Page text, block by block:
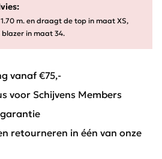
m. en draagt de top in maat XS,
blazer in maat 34.
vanaf €75,-
voor Schijvens Members
retourneren in één van onze